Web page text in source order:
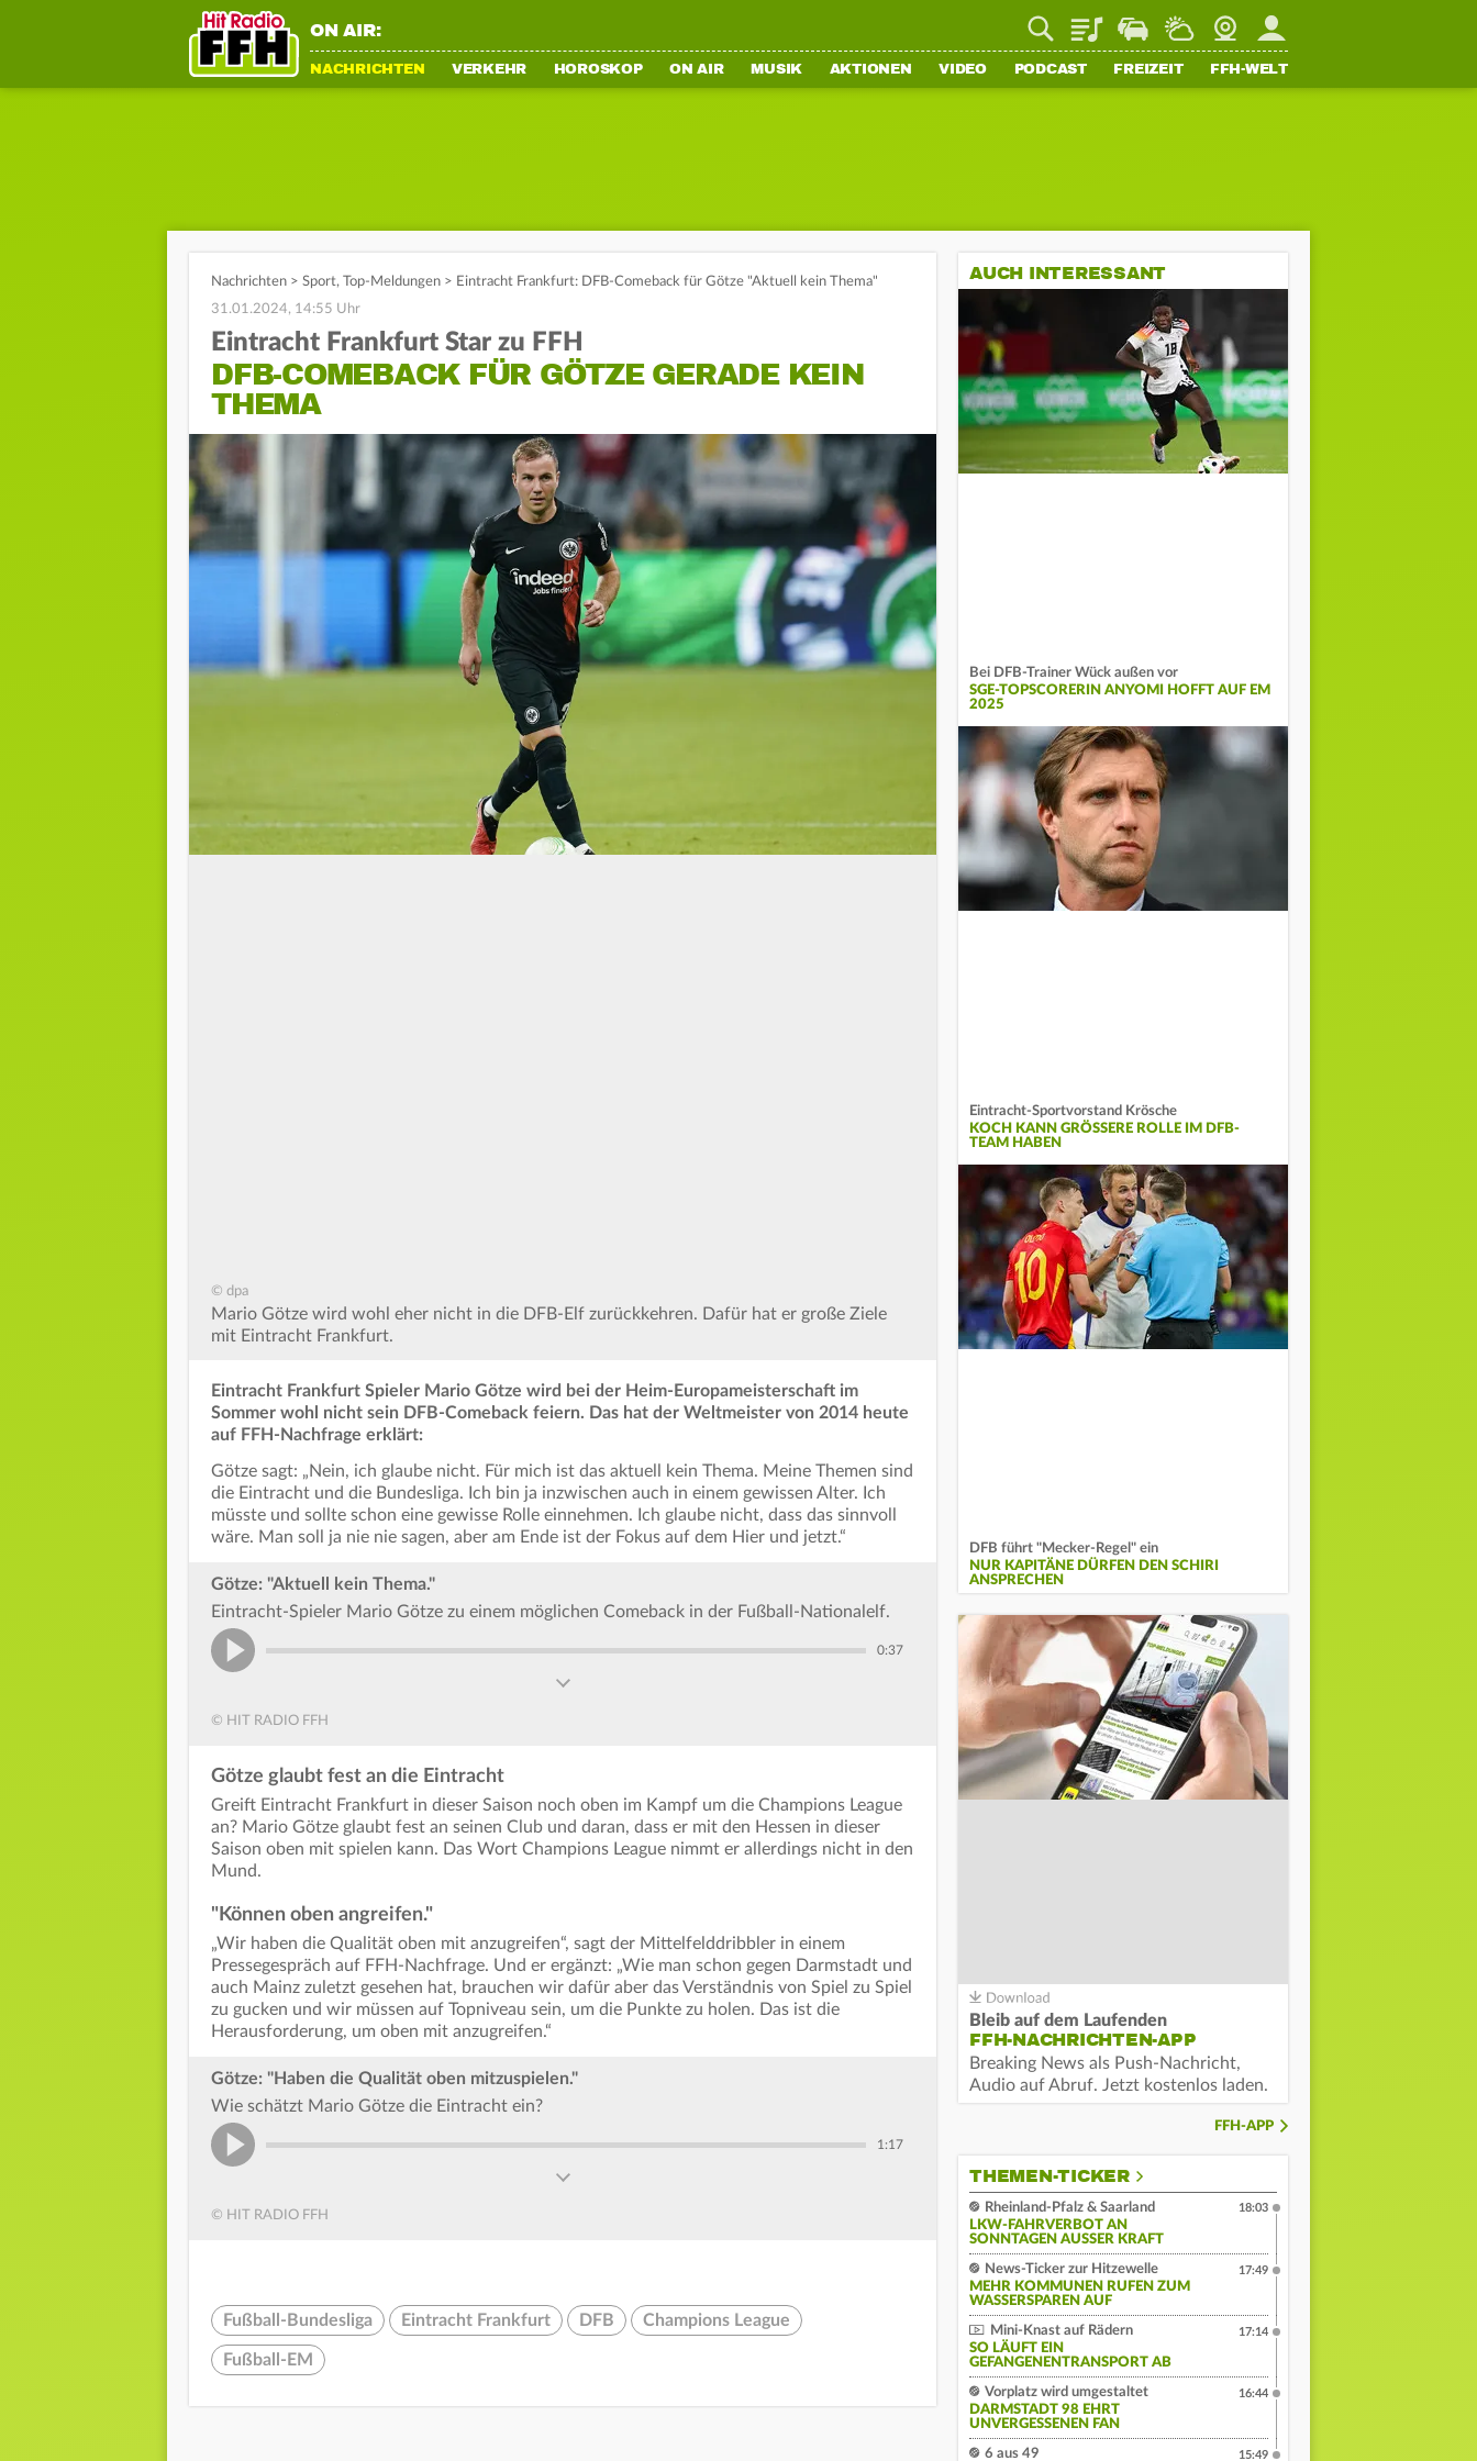
ON AIR: PlaylistStaupilotWetterWebcamMein FFH
NACHRICHTEN VERKEHR HOROSKOP ON AIR MUSIK AKTIONEN VIDEO PODCAST FREIZEIT FFH-WELT
Nachrichten > Sport, Top-Meldungen > Eintracht Frankfurt: DFB-Comeback für Götze "Aktuell kein Thema"
31.01.2024, 14:55 Uhr
Eintracht Frankfurt Star zu FFH
DFB-COMEBACK FÜR GÖTZE GERADE KEIN
THEMA
© dpa
Mario Götze wird wohl eher nicht in die DFB-Elf zurückkehren. Dafür hat er große Ziele
mit Eintracht Frankfurt.
Eintracht Frankfurt Spieler Mario Götze wird bei der Heim-Europameisterschaft im
Sommer wohl nicht sein DFB-Comeback feiern. Das hat der Weltmeister von 2014 heute
auf FFH-Nachfrage erklärt:
Götze sagt: „Nein, ich glaube nicht. Für mich ist das aktuell kein Thema. Meine Themen sind
die Eintracht und die Bundesliga. Ich bin ja inzwischen auch in einem gewissen Alter. Ich
müsste und sollte schon eine gewisse Rolle einnehmen. Ich glaube nicht, dass das sinnvoll
wäre. Man soll ja nie nie sagen, aber am Ende ist der Fokus auf dem Hier und jetzt.“
Götze: "Aktuell kein Thema."
Eintracht-Spieler Mario Götze zu einem möglichen Comeback in der Fußball-Nationalelf.
0:37
© HIT RADIO FFH
Götze glaubt fest an die Eintracht
Greift Eintracht Frankfurt in dieser Saison noch oben im Kampf um die Champions League
an? Mario Götze glaubt fest an seinen Club und daran, dass er mit den Hessen in dieser
Saison oben mit spielen kann. Das Wort Champions League nimmt er allerdings nicht in den
Mund.
"Können oben angreifen."
„Wir haben die Qualität oben mit anzugreifen“, sagt der Mittelfelddribbler in einem
Pressegespräch auf FFH-Nachfrage. Und er ergänzt: „Wie man schon gegen Darmstadt und
auch Mainz zuletzt gesehen hat, brauchen wir dafür aber das Verständnis von Spiel zu Spiel
zu gucken und wir müssen auf Topniveau sein, um die Punkte zu holen. Das ist die
Herausforderung, um oben mit anzugreifen.“
Götze: "Haben die Qualität oben mitzuspielen."
Wie schätzt Mario Götze die Eintracht ein?
1:17
© HIT RADIO FFH
Fußball-Bundesliga Eintracht Frankfurt DFB Champions League
Fußball-EM
AUCH INTERESSANT
Bei DFB-Trainer Wück außen vor
SGE-TOPSCORERIN ANYOMI HOFFT AUF EM
2025
Eintracht-Sportvorstand Krösche
KOCH KANN GRÖSSERE ROLLE IM DFB-T
EAM HABEN
DFB führt "Mecker-Regel" ein
NUR KAPITÄNE DÜRFEN DEN SCHIRI
ANSPRECHEN
Bleib auf dem Laufenden
FFH-NACHRICHTEN-APP
Breaking News als Push-Nachricht,
Audio auf Abruf. Jetzt kostenlos laden.
FFH-APP
THEMEN-TICKER
Rheinland-Pfalz & Saarland
LKW-FAHRVERBOT AN
SONNTAGEN AUSSER KRAFT
18:03
News-Ticker zur Hitzewelle
MEHR KOMMUNEN RUFEN ZUM
WASSERSPAREN AUF
17:49
Mini-Knast auf Rädern
SO LÄUFT EIN
GEFANGENENTRANSPORT AB
17:14
Vorplatz wird umgestaltet
DARMSTADT 98 EHRT
UNVERGESSENEN FAN
16:44
6 aus 49
15:49